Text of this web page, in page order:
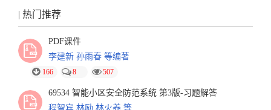
| 热门推荐
PDF课件
李建新 孙雨春 等编著
166 8 507
69534 智能小区安全防范系统 第3版-习题解答
程智宾 林励 林火养 等